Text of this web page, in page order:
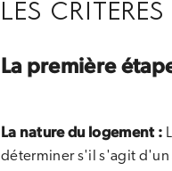
LES
La première
La nature du logement :
déterminer s'il s'agit d'un